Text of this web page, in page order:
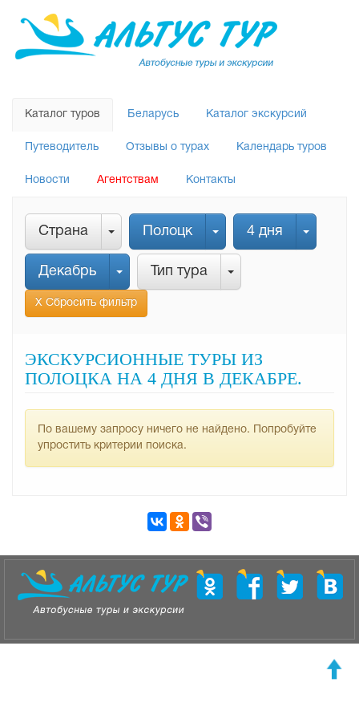
Каталог туров Беларусь Каталог экскурсий
Путеводитель Отзывы о турах Календарь туров
Новости Агентствам Контакты
Страна Полоцк 4 дня
Декабрь Тип тура
Х Сбросить фильтр
ЭКСКУРСИОННЫЕ ТУРЫ ИЗ
ПОЛОЦКА НА 4 ДНЯ В ДЕКАБРЕ.
По вашему запросу ничего не найдено. Попробуйте
упростить критерии поиска.